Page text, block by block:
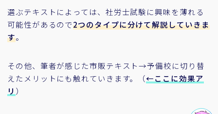
選ぶテキストによっては、社労士試験に興味を薄れる
可能性があるので2つのタイプに分けて解説していきま
す。
その他、筆者が感じた市販テキスト→予備校に切り替
えたメリットにも触れていきます。（←ここに効果ア
リ ）